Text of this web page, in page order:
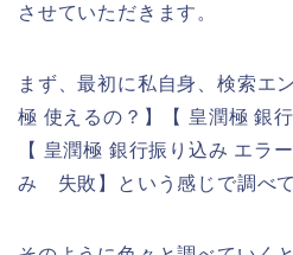
させていただきます。
まず、最初に私自身、検索エ
極 使えるの？】【 皇潤極 銀
【 皇潤極 銀行振り込み エラ
み 失敗】という感じで調べて